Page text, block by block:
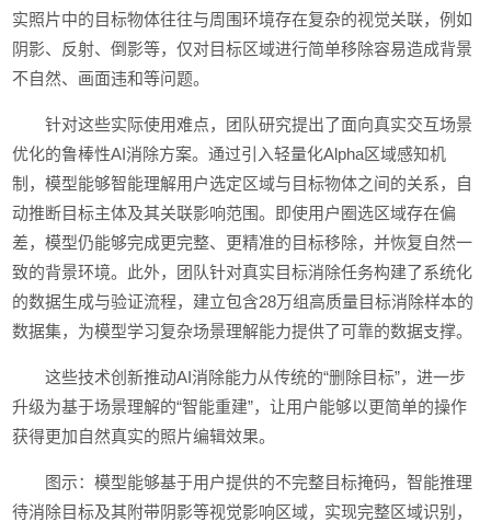
实照片中的目标物体往往与周围环境存在复杂的视觉关联，例如
阴影、反射、倒影等，仅对目标区域进行简单移除容易造成背景
不自然、画面违和等问题。
针对这些实际使用难点，团队研究提出了面向真实交互场景
优化的鲁棒性AI消除方案。通过引入轻量化Alpha区域感知机
制，模型能够智能理解用户选定区域与目标物体之间的关系，自
动推断目标主体及其关联影响范围。即使用户圈选区域存在偏
差，模型仍能够完成更完整、更精准的目标移除，并恢复自然一
致的背景环境。此外，团队针对真实目标消除任务构建了系统化
的数据生成与验证流程，建立包含28万组高质量目标消除样本的
数据集，为模型学习复杂场景理解能力提供了可靠的数据支撑。
这些技术创新推动AI消除能力从传统的“删除目标”，进一步
升级为基于场景理解的“智能重建”，让用户能够以更简单的操作
获得更加自然真实的照片编辑效果。
图示：模型能够基于用户提供的不完整目标掩码，智能推理
待消除目标及其附带阴影等视觉影响区域，实现完整区域识别，